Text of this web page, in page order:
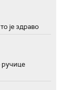
је здраво
ручице